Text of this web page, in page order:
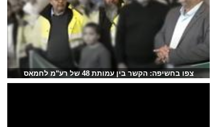
צפו בחשיפה: הקשר בין עמותת 48 של רע"מ לחמאס